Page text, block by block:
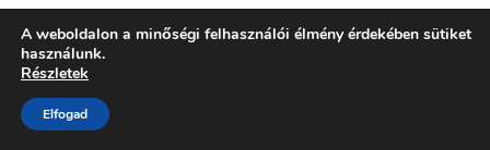
Egy hozzászólás elküldése
Az e-mail címet nem tesszük közzé.
mezőket
A weboldalon a minőségi felhasználói élmény érdekében sütiket
használunk.
Részletek
Elfogad